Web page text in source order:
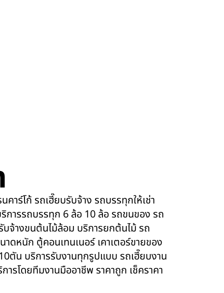
คาร์โก้ รถเฮี๊ยบรับจ้าง รถบรรทุกให้เช่า
การรถบรรทุก 6 ล้อ 10 ล้อ รถขนของ รถ
จ้างขนต้นไม้ล้อม บริการยกต้นไม้ รถ
หนัก ตู้คอนเทนเนอร์ เคาเตอร์ขายของ
ตัน บริการรับงานทุกรูปแบบ รถเฮี๊ยบงาน
ารโดยทีมงานมืออาชีพ ราคาถูก เช็คราคา